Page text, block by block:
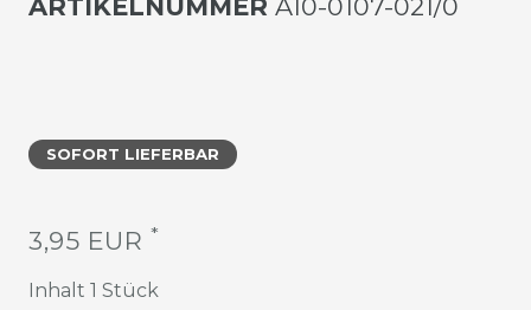
ARTIKELNUMMER A10-0107-021/0
SOFORT LIEFERBAR
3,95 EUR *
Inhalt 1 Stück